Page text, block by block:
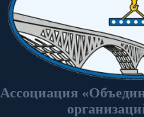
Ассоциация